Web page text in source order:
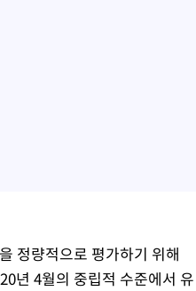
정량적으로 평가하기 위해
년 4월의 중립적 수준에서 유